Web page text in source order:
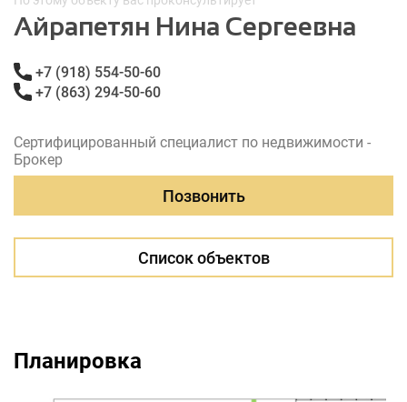
Айрапетян Нина Сергеевна
+7 (918) 554-50-60
+7 (863) 294-50-60
Сертифицированный специалист по недвижимости -
Брокер
Позвонить
Список объектов
Планировка